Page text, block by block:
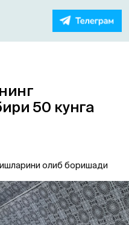
50 кунга
олиб боришади